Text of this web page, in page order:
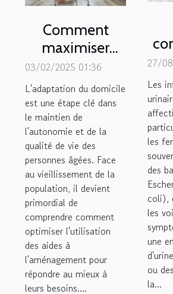
Comment
maximiser
l'efficacité des
aides à
l'aménagement
pour les
personnes
âgées
03/02/2025 01:36
L'adaptation du domicile
est une étape clé dans
le maintien de
l'autonomie et de la
qualité de vie des
personnes âgées. Face
au vieillissement de la
population, il devient
primordial de
comprendre comment
optimiser l'utilisation
des aides à
l'aménagement pour
répondre au mieux à
leurs besoins....
27/
Les
les
des
coli),
les
une
ou
la...